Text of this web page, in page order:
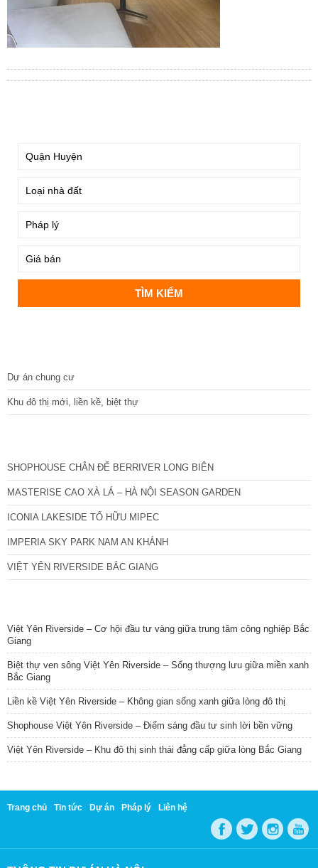
Dự án chung cư
Khu đô thị mới, liền kề, biệt thự
SHOPHOUSE CHÂN ĐẾ BERRIVER LONG BIÊN
MASTERISE CAO XÀ LÁ – HÀ NỘI SEASON GARDEN
ICONIA LAKESIDE TỐ HỮU MIPEC
IMPERIA SKY PARK NAM AN KHÁNH
VIỆT YÊN RIVERSIDE BẮC GIANG
Việt Yên Riverside – Cơ hội đầu tư vàng giữa trung tâm công nghiệp Bắc
Giang
Biệt thự ven sông Việt Yên Riverside – Sống thượng lưu giữa miền xanh
Bắc Giang
Liền kề Việt Yên Riverside – Không gian sống xanh giữa lòng đô thị
Shophouse Việt Yên Riverside – Điểm sáng đầu tư sinh lời bền vững
Việt Yên Riverside – Khu đô thị sinh thái đẳng cấp giữa lòng Bắc Giang
Trang chủ Tin tức Dự án Pháp lý Liên hệ